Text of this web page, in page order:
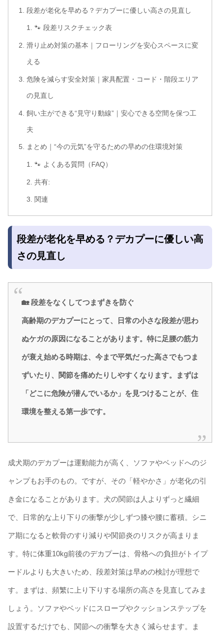
段差が老化を早める？デカプーに優しい高さの見直し
🐾 段差リスクチェック表
滑り止め対策の基本｜フローリングを安心スペースに変
える
危険を減らす安全対策｜家具配置・コード・階段エリア
の見直し
飼い主ができる“見守り動線”｜安心できる空間を保つ工
夫
まとめ｜“今の元気”を守るための早めの住環境対策
🐾 よくある質問（FAQ）
共有:
関連
段差が老化を早める？デカプーに優しい高
さの見直し
🏡 段差をなくしてつまずきを防ぐ
高齢期のデカプーにとって、日常の小さな段差が思わ
ぬケガの原因になることがあります。特に足腰の筋力
が衰え始める時期は、今まで平気だった高さでもつま
ずいたり、関節を痛めたりしやすくなります。まずは
「どこに危険が潜んでいるか」を見つけることが、住
環境を整える第一歩です。
成犬期のデカプーは運動能力が高く、ソファやベッドへのジ
ャンプもお手のもの。ですが、その「軽やかさ」が老化の引
き金になることがあります。犬の関節は人よりずっと繊細
で、日常的な上り下りの衝撃が少しずつ膝や腰に蓄積。シニ
ア期になると軟骨のすり減りや関節炎のリスクが高まりま
す。特に体重10kg前後のデカプーは、骨格への負担がトイプ
ードルよりも大きいため、段差対策は早めの検討が理想で
す。まずは、頻繁に上り下りする場所の高さを見直してみま
しょう。ソファやベッドにスロープやクッションステップを
設置するだけでも、関節への衝撃を大きく減らせます。ま